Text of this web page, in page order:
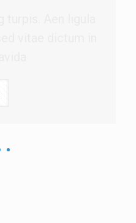
Aen ligula